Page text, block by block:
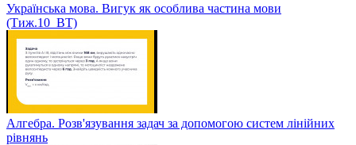
Українська мова. Вигук як особлива частина мови
(Тиж.10_ВТ)
Алгебра. Розв'язування задач за допомогою систем лінійних
рівнянь